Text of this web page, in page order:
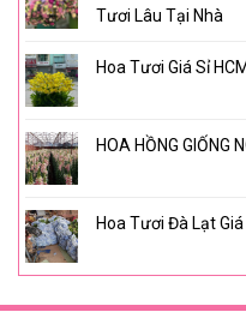
Tươi Lâu Tại Nhà
Hoa Tươi Giá Sỉ
HOA HỒNG GIỐNG
Hoa Tươi Đà Lạt Giá